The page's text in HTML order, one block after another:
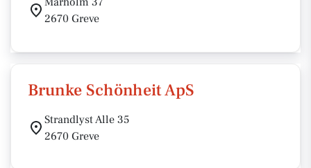
2670 Greve
Brunke Schönheit ApS
Strandlyst Alle 35
2670 Greve